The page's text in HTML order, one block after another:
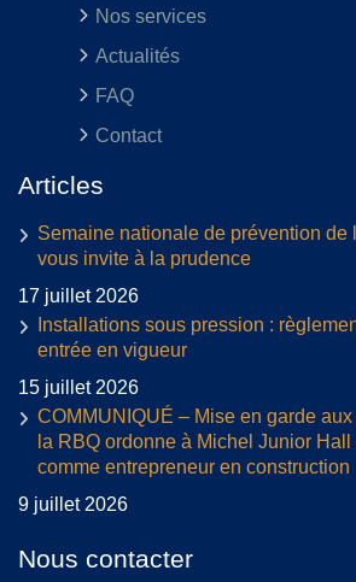
Nos services
Actualités
FAQ
Contact
Articles
Semaine nationale de prévention de
vous invite à la prudence
17 juillet 2026
Installations sous pression :
entrée en vigueur
15 juillet 2026
COMMUNIQUÉ – Mise en garde
la RBQ ordonne à Michel Junior Hall
comme entrepreneur en construction
9 juillet 2026
Nous contacter